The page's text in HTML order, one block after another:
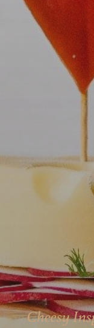
Cheesy